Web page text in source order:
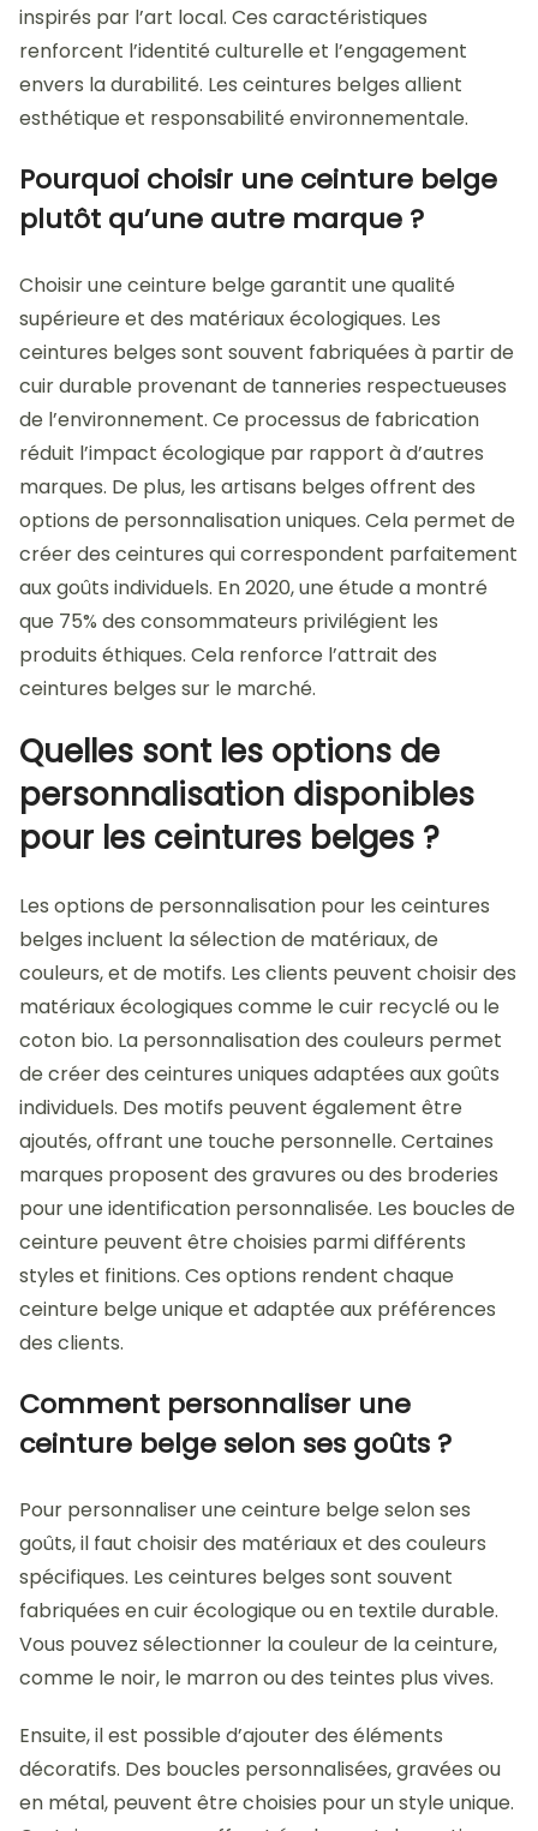
inspirés par l’art local. Ces caractéristiques
renforcent l’identité culturelle et l’engagement
envers la durabilité. Les ceintures belges allient
esthétique et responsabilité environnementale.
Pourquoi choisir une ceinture belge
plutôt qu’une autre marque ?
Choisir une ceinture belge garantit une qualité
supérieure et des matériaux écologiques. Les
ceintures belges sont souvent fabriquées à partir de
cuir durable provenant de tanneries respectueuses
de l’environnement. Ce processus de fabrication
réduit l’impact écologique par rapport à d’autres
marques. De plus, les artisans belges offrent des
options de personnalisation uniques. Cela permet de
créer des ceintures qui correspondent parfaitement
aux goûts individuels. En 2020, une étude a montré
que 75% des consommateurs privilégient les
produits éthiques. Cela renforce l’attrait des
ceintures belges sur le marché.
Quelles sont les options de
personnalisation disponibles
pour les ceintures belges ?
Les options de personnalisation pour les ceintures
belges incluent la sélection de matériaux, de
couleurs, et de motifs. Les clients peuvent choisir des
matériaux écologiques comme le cuir recyclé ou le
coton bio. La personnalisation des couleurs permet
de créer des ceintures uniques adaptées aux goûts
individuels. Des motifs peuvent également être
ajoutés, offrant une touche personnelle. Certaines
marques proposent des gravures ou des broderies
pour une identification personnalisée. Les boucles de
ceinture peuvent être choisies parmi différents
styles et finitions. Ces options rendent chaque
ceinture belge unique et adaptée aux préférences
des clients.
Comment personnaliser une
ceinture belge selon ses goûts ?
Pour personnaliser une ceinture belge selon ses
goûts, il faut choisir des matériaux et des couleurs
spécifiques. Les ceintures belges sont souvent
fabriquées en cuir écologique ou en textile durable.
Vous pouvez sélectionner la couleur de la ceinture,
comme le noir, le marron ou des teintes plus vives.
Ensuite, il est possible d’ajouter des éléments
décoratifs. Des boucles personnalisées, gravées ou
en métal, peuvent être choisies pour un style unique.